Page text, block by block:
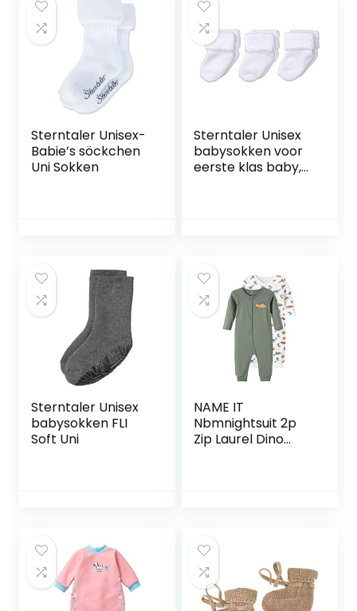
Sterntaler Unisex-
Babie’s söckchen
Uni Sokken
Sterntaler Unisex
babysokken voor
eerste klas baby,
Sterntaler Unisex
babysokken FLI
Soft Uni
NAME IT
Nbmnightsuit 2p
Zip Laurel Dino